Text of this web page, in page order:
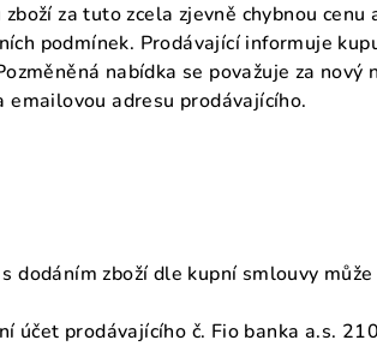
za tuto zcela zjevně chybnou
podmínek. Prodávající informuje
nabídka se považuje za
adresu prodávajícího.
dodáním zboží dle kupní smlouvy
účet prodávajícího č. Fio banka a.s.